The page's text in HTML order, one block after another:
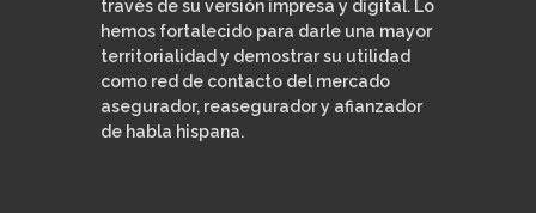
través de su versión impresa y digital. Lo
hemos fortalecido para darle una mayor
territorialidad y demostrar su utilidad
como red de contacto del mercado
asegurador, reasegurador y afianzador
de habla hispana.